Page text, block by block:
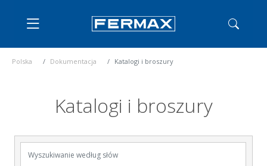
Polska Dokumentacja Katalogi i broszury
Katalogi i broszury
Wyszukiwanie według słów